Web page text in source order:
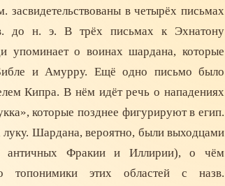
в четырёх письмах
до н. э. В трёх письмах к Эхнатону
упоминает о воинах шардана, которые
и Амурру. Ещё одно письмо было
Кипра. В нём идёт речь о нападениях
которые позднее фигурируют в егип.
луку. Шардана, вероятно, были выходцами
античных Фракии и Иллирии), о чём
топонимики этих областей с назв.